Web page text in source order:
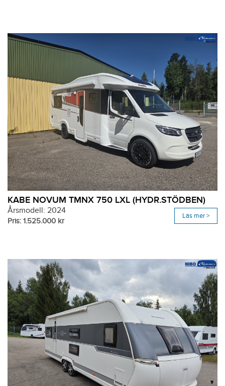
KABE NOVUM TMNX 750 LXL (HYDR.STÖDBEN)
Årsmodell: 2024
Pris: 1.525.000 kr
Läs mer >